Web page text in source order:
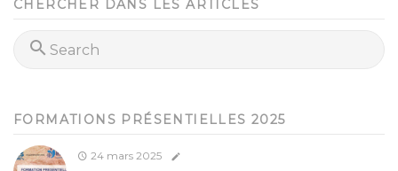
CHERCHER DANS LES ARTICLES
FORMATIONS PRÉSENTIELLES 2025
24 mars 2025